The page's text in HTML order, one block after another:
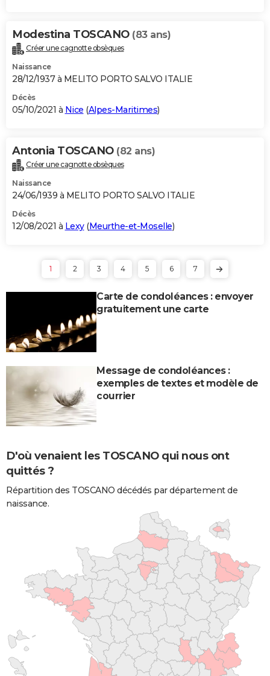
Modestina TOSCANO (83 ans)
Créer une cagnotte obsèques
Naissance
28/12/1937 à MELITO PORTO SALVO ITALIE
Décès
05/10/2021 à Nice (Alpes-Maritimes)
Antonia TOSCANO (82 ans)
Créer une cagnotte obsèques
Naissance
24/06/1939 à MELITO PORTO SALVO ITALIE
Décès
12/08/2021 à Lexy(Meurthe-et-Moselle)
1 2 3 4 5 6 7
Carte de condoléances : envoyer
gratuitement une carte
Message de condoléances :
exemples de textes et modèle de
courrier
D'où venaient les TOSCANO qui nous ont
quittés ?
Répartition des TOSCANO décédés par département de
naissance.